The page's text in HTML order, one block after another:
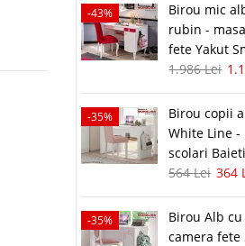
-43%
Birou mic
rubin -
fete Yakut
1.986 Lei
-35%
Birou copii
White Line -
scolari
564 Lei 364
-35%
Birou Alb cu
camera fete